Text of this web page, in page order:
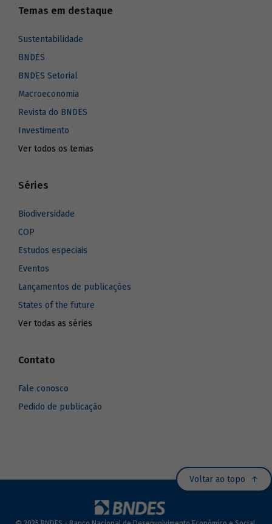
Temas em destaque
Sustentabilidade
BNDES
BNDES Setorial
Macroeconomia
Revista do BNDES
Investimento
Ver todos os temas
Séries
Biodiversidade
COP
Estudos especiais
Eventos
Lançamentos de publicações
States of the future
Ver todas as séries
Contato
Fale conosco
Pedido de publicação
Voltar ao topo